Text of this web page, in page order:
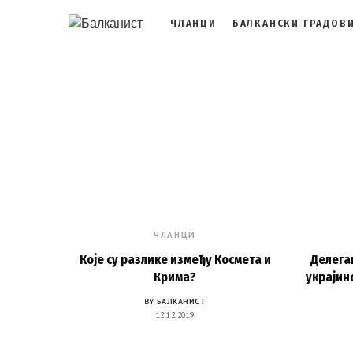
ЧЛАНЦИ БАЛКАНСКИ
ЧЛАНЦИ
Које су разлике између Космета и
Крима?
BY БАЛКАНИСТ
12.12.2019